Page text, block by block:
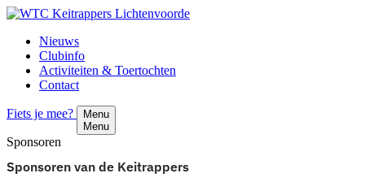
Nieuws
Clubinfo
Activiteiten & Toertochten
Contact
Fiets je mee?
Menu
Menu
Sponsoren
Sponsoren van de Keitrappers